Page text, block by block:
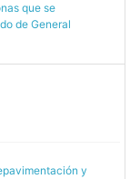
que se
de General
y